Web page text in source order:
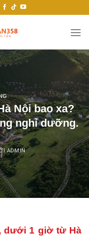
Nội bao xa?
nghỉ dưỡng.
ADMIN
dưới 1 giờ từ Hà